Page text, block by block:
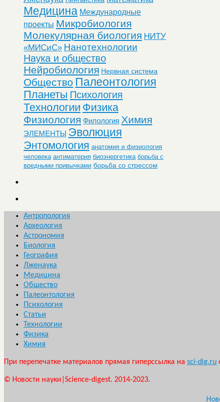
Медицина Международные
проекты Микробиология
Молекулярная биология НИТУ
«МИСиС» Нанотехнологии
Наука и общество
Нейробиология Нервная система
Общество Палеонтология
Планеты Психология
Технологии Физика
Физиология Филология Химия
ЭЛЕМЕНТЫ Эволюция
Энтомология анатомия и физиология
человека антиматерия биоэнергетика борьба с
вредными привычками борьба со стрессом
Антропология
Археология
Астрономия
Биология
География
Лженаука
Медицина
Общество
Палеонтология
Психология
Статьи
Технологии
Физика
Химия
При перепечатке материалов прямая гиперссылка на sci-dig.ru
© Новости науки|Science-digest. 2014-2023.